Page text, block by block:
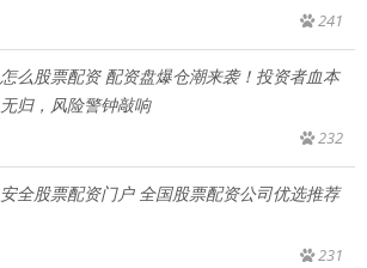
241
怎么股票配资 配资盘爆仓潮来袭！投资者血本
无归，风险警钟敲响
232
安全股票配资门户 全国股票配资公司优选推荐
231